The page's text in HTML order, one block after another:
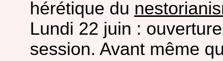
hérétique du
Lundi 22 juin :
session. Avant même